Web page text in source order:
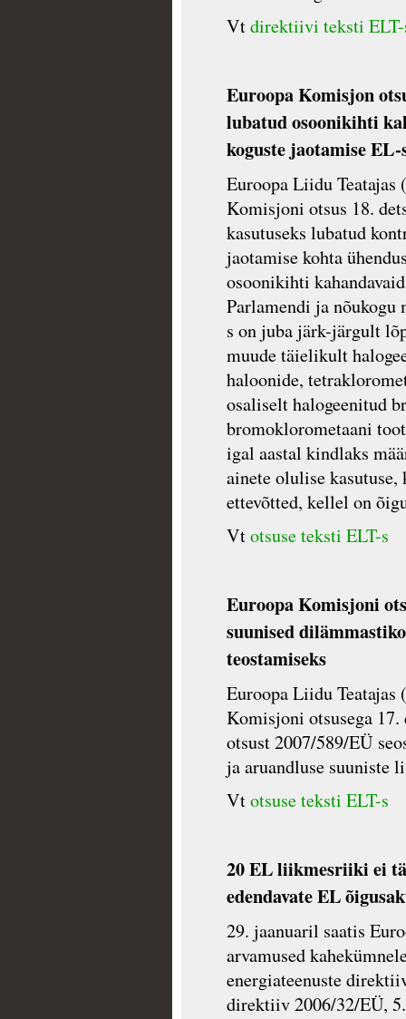
Vtdirektiivi teksti
Euroopa Komisjon
lubatud osoonikihti
koguste jaotamise EL-
Euroopa Liidu Teatajas
Komisjoni otsus 18.
kasutuseks lubatud
jaotamise kohta
osoonikihti
Parlamendi ja nõukogu
s on juba järk-järgult
muude täielikult
haloonide,
osaliselt halogeenitud
bromoklorometaani
igal aastal kindlaks
ainete olulise kasutuse,
ettevõtted, kellel on
Vtotsuse teksti ELT-s
Euroopa Komisjoni
suunised
teostamiseks
Euroopa Liidu Teatajas
Komisjoni otsusega 17.
otsust 2007/589/EÜ
ja aruandluse suuniste
Vtotsuse teksti ELT-s
20 EL liikmesriiki ei
edendavate EL
29. jaanuaril saatis
arvamused
energiateenuste
direktiiv 2006/32/EÜ,